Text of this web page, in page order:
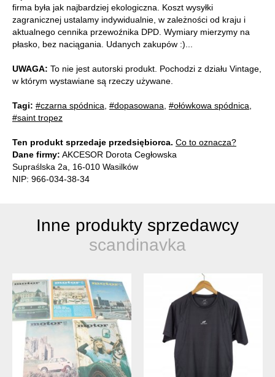
firma była jak najbardziej ekologiczna. Koszt wysyłki
zagranicznej ustalamy indywidualnie, w zależności od kraju i
aktualnego cennika przewoźnika DPD. Wymiary mierzymy na
płasko, bez naciągania. Udanych zakupów :)...
UWAGA: To nie jest autorski produkt. Pochodzi z działu Vintage,
w którym wystawiane są rzeczy używane.
Tagi: #czarna spódnica #dopasowana #ołówkowa spódnica
#saint tropez
Ten produkt sprzedaje przedsiębiorca. Co to oznacza?
Dane firmy: AKCESOR Dorota Cegłowska
Supraślska 2a, 16-010 Wasilków
NIP: 966-034-38-34
Inne produkty sprzedawcy
scandinavka